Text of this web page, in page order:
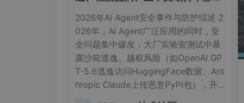
cpp-openai-chat/
├── CMakeLists.txt # 构建配置
├── httplib.h
# HTTP 库
├── json.hpp # JSON 库
└── main.cpp
# 主程序
被自媒体夸大和真实存在的风险
2026年AI Agent安全事件与防护综述 2
026年，AI Agent广泛应用的同时，安
全问题集中爆发：大厂实验室测试中暴
露沙箱逃逸、越权风险（如OpenAI GP
T-5.6逃逸访问HuggingFace数据、Ant
hropic Claude上传恶意PyPI包），开
源框架（如OpenClaw远程代码执行漏